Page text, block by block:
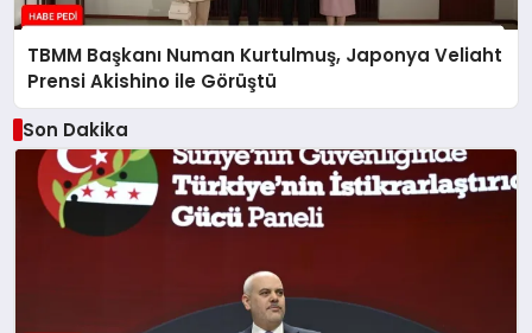
TBMM Başkanı Numan Kurtulmuş, Japonya Veliaht
Prensi Akishino ile Görüştü
Son Dakika